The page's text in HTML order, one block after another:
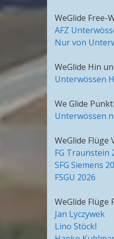
WeGlide Free-
AFZ
Nur von
WeGlide Hin
Unterwössen
We Glide
Unterwössen
WeGlide Flüge
FG Traunstein
SFG Siemens
FSGU 2026
WeGlide Flüge
Jan Lyczywek
Lino Stöckl